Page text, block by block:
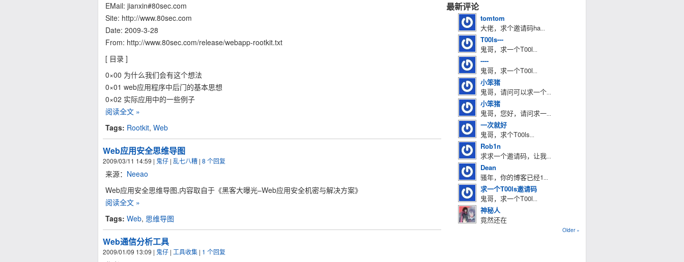
EMail: jianxin#80sec.com
Site: http://www.80sec.com
Date: 2009-3-28
From: http://www.80sec.com/release/webapp-rootkit.txt
[ 目录 ]
0×00 为什么我们会有这个想法
0×01 web应用程序中后门的基本思想
0×02 实际应用中的一些例子
阅读全文 »
Tags: Rootkit, Web
Web应用安全思维导图
2009/03/11 14:59 | 鬼仔 | 乱七八糟 | 8 个回复
来源： Neeao
Web应用安全思维导图,内容取自于《黑客大曝光–Web应用安全机密与解决方案》
阅读全文 »
Tags: Web, 思维导图
Web通信分析工具
2009/01/09 13:09 | 鬼仔 | 工具收集 | 1 个回复
最新评论
tomtom
大佬，求个邀请码ha...
T00ls---
鬼哥，求一个T00l...
----
鬼哥，求一个T00l...
小笨猪
鬼哥，请问可以求一个...
小笨猪
鬼哥，您好，请问求一...
一次就好
鬼哥，求个T00ls...
Rob1n
求求一个邀请码，让我...
Dean
骚年，你的博客已经1...
求一个T00ls邀请码
鬼哥，求一个T00l...
神秘人
竟然还在
Older »